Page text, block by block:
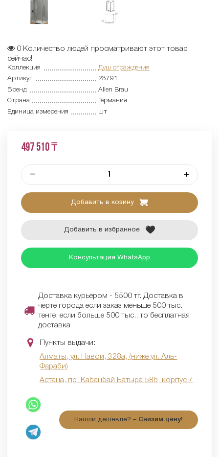
0 Количество людей просматривают этот товар
сейчас!
Коллекция
Душ ограждения
Артикул
23791
Бренд
Allen Brau
Страна
Германия
Единица измерения
шт
497 510 ₸
– +
Добавить в козину
Добавить в избранное
Консультация WhatsApp
Доставка курьером - 5500 тг. Доставка в
черте города если заказ меньше 500 тыс.
тенге, если больше 500 тыс., то бесплатная
доставка
Пункты выдачи:
Алматы, ул. Навои, 328а, (ниже ул. Аль-
Фараби)
Астана, пр. Кабанбай Батыра 58б, корпус 7
Нашли дешевле? – Снизим цену!